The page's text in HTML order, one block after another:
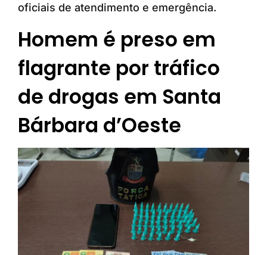
oficiais de atendimento e emergência.
Homem é preso em
flagrante por tráfico
de drogas em Santa
Bárbara d’Oeste